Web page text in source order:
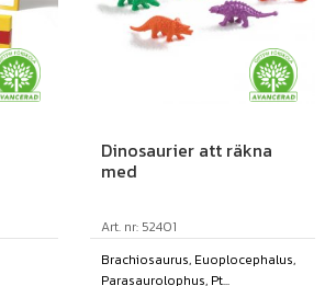
Dinosaurier att räkna
med
Art. nr: 52401
Brachiosaurus, Euoplocephalus,
Parasaurolophus, Pt...